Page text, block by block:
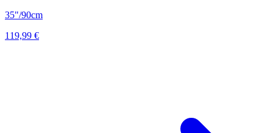
35"/90cm
119,99 €